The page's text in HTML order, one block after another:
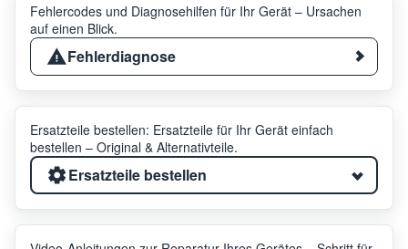
Fehlercodes und Diagnosehilfen für Ihr Gerät – Ursachen
auf einen Blick.
Fehlerdiagnose
Ersatzteile bestellen: Ersatzteile für Ihr Gerät einfach
bestellen – Original & Alternativteile.
Ersatzteile bestellen